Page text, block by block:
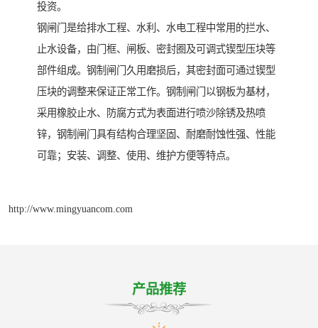
投资。
钢闸门是给排水工程、水利、水电工程中常用的拦水、
止水设备，由门框、闸板、密封圈及可调式锲型压块等
部件组成。钢制闸门久用磨损后，其密封面可通过锲型
压块的调整来保证正常工作。钢制闸门以钢板为基材，
采用橡胶止水、防腐方式为表面进行喷沙除锈及热喷
锌，钢制闸门具有结构合理坚固、耐磨耐蚀性强、性能
可靠；安装、调整、使用、维护方便等特点。
http://www.mingyuancom.com
产品推荐